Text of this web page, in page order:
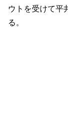
ウトを受けて平
る。